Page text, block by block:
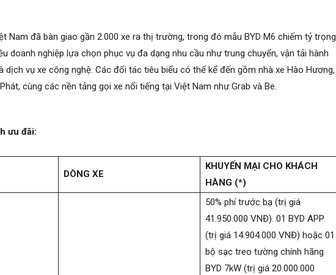
Nam đã bàn giao gần 2.000 xe ra thị trường, trong đó mẫu BYD M6 chiếm tỷ trọng
doanh nghiệp lựa chọn phục vụ đa dạng nhu cầu như trung chuyển, vận tải hành
dịch vụ xe công nghệ. Các đối tác tiêu biểu có thể kể đến gồm nhà xe Hào Hương,
cùng các nền tảng gọi xe nổi tiếng tại Việt Nam như Grab và Be.
ưu đãi:
DÒNG XE
KHUYẾN MẠI CHO KHÁCH
HÀNG (*)
50% phí trước bạ (trị giá
41.950.000 VNĐ). 01 BYD APP
(trị giá 14.904.000 VNĐ) hoặc 01
bộ sạc treo tường chính hãng
BYD 7kW (trị giá 20.000.000